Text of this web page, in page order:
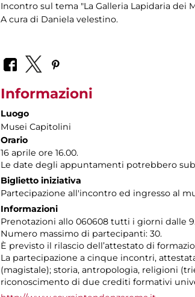
Incontro sul tema "La Galleria Lapidaria dei
A cura di Daniela velestino.
Informazioni
Luogo
Musei Capitolini
Orario
16 aprile ore 16.00.
Le date degli appuntamenti potrebbero
Biglietto iniziativa
Partecipazione all'incontro ed ingresso al
Informazioni
Prenotazioni allo 060608 tutti i giorni dalle
Numero massimo di partecipanti: 30.
È previsto il rilascio dell’attestato di
La partecipazione a cinque incontri,
(magistale); storia, antropologia, religioni
riconoscimento di due crediti formativi